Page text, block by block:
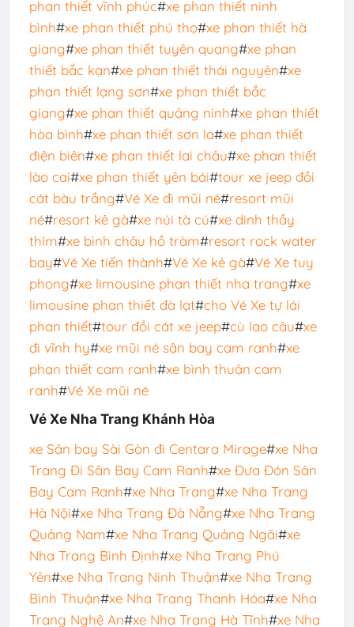
phan thiết vĩnh phúc#xe phan thiết ninh
bình#xe phan thiết phú thọ#xe phan thiết hà
giang#xe phan thiết tuyên quang#xe phan
thiết bắc kạn#xe phan thiết thái nguyên#xe
phan thiết lạng sơn#xe phan thiết bắc
giang#xe phan thiết quảng ninh#xe phan thiết
hòa bình#xe phan thiết sơn la#xe phan thiết
điện biên#xe phan thiết lai châu#xe phan thiết
lào cai#xe phan thiết yên bái#tour xe jeep đồi
cát bàu trắng#Vé Xe đi mũi né#resort mũi
né#resort kê gà#xe núi tà cú#xe dinh thầy
thím#xe bình châu hồ tràm#resort rock water
bay#Vé Xe tiến thành#Vé Xe kê gà#Vé Xe tuy
phong#xe limousine phan thiết nha trang#xe
limousine phan thiết đà lạt#cho Vé Xe tự lái
phan thiết#tour đồi cát xe jeep#cù lao câu#xe
đi vĩnh hy#xe mũi né sân bay cam ranh#xe
phan thiết cam ranh#xe bình thuận cam
ranh#Vé Xe mũi né
Vé Xe Nha Trang Khánh Hòa
xe Sân bay Sài Gòn đi Centara Mirage#xe Nha
Trang Đi Sân Bay Cam Ranh#xe Đưa Đón Sân
Bay Cam Ranh#xe Nha Trang#xe Nha Trang
Hà Nội#xe Nha Trang Đà Nẵng#xe Nha Trang
Quảng Nam#xe Nha Trang Quảng Ngãi#xe
Nha Trang Bình Định#xe Nha Trang Phú
Yên#xe Nha Trang Ninh Thuận#xe Nha Trang
Bình Thuận#xe Nha Trang Thanh Hóa#xe Nha
Trang Nghệ An#xe Nha Trang Hà Tĩnh#xe Nha